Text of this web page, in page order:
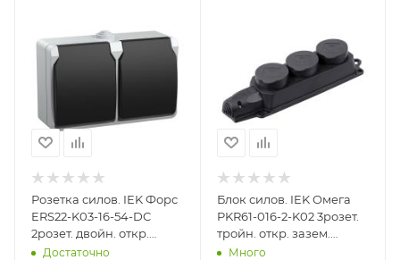
Розетка силов. IEK Форс
ERS22-K03-16-54-DC
2розет. двойн. откр.
зазем. штор. крыш. IP54
Достаточно
Блок силов. IEK Омега
PKR61-016-2-K02 3розет.
тройн. откр. зазем.
крыш. IP44 черный
Много